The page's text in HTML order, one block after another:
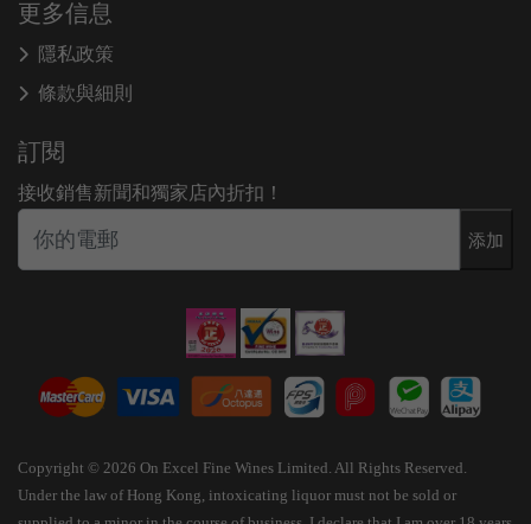
更多信息
隱私政策
條款與細則
訂閱
接收銷售新聞和獨家店內折扣！
添加
Copyright © 2026 On Excel Fine Wines Limited. All Rights Reserved.
Under the law of Hong Kong, intoxicating liquor must not be sold or